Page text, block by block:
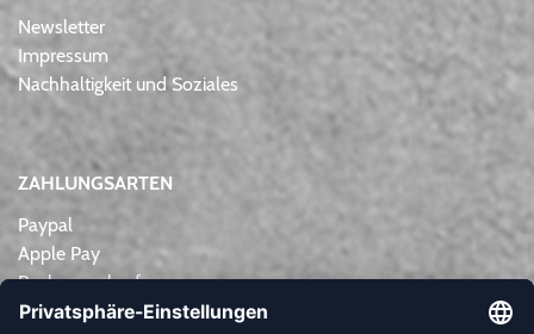
Newsletter
Impressum
Nachhaltigkeit und Soziales
ZAHLUNGSARTEN
Paypal
Apple Pay
Rechnungskauf
Lastschrift